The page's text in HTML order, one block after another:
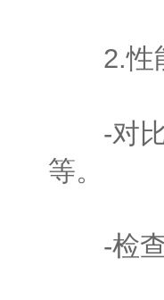
2.性
-对比
等。
-检查